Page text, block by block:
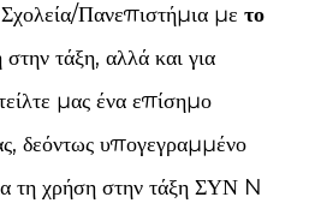
Πανεπιστήμια με το
τάξη, αλλά και για
μας ένα επίσημο
δεόντως υπογεγραμμένο
τη χρήση στην τάξη ΣΥΝ N